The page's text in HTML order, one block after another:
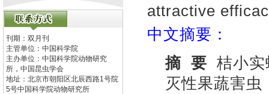
刊期：双月刊
主管单位： 中国科学院
主办单位： 中国科学院动物研究
所，中国昆虫学会
地址： 北京市朝阳区北辰西路1号院
5号中国科学院动物研究所
attractive
中文摘要：
摘 要 桔小实
灭性果蔬害